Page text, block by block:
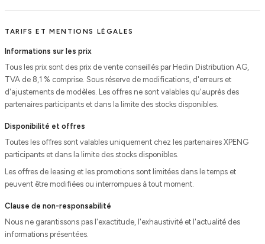
TARIFS ET MENTIONS LÉGALES
Informations sur les prix
Tous les prix sont des prix de vente conseillés par Hedin Distribution AG,
TVA de 8,1 % comprise. Sous réserve de modifications, d'erreurs et
d'ajustements de modèles. Les offres ne sont valables qu'auprès des
partenaires participants et dans la limite des stocks disponibles.
Disponibilité et offres
Toutes les offres sont valables uniquement chez les partenaires XPENG
participants et dans la limite des stocks disponibles.
Les offres de leasing et les promotions sont limitées dans le temps et
peuvent être modifiées ou interrompues à tout moment.
Clause de non-responsabilité
Nous ne garantissons pas l'exactitude, l'exhaustivité et l'actualité des
informations présentées.